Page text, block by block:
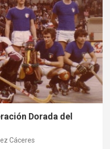
Dorada del
Cáceres